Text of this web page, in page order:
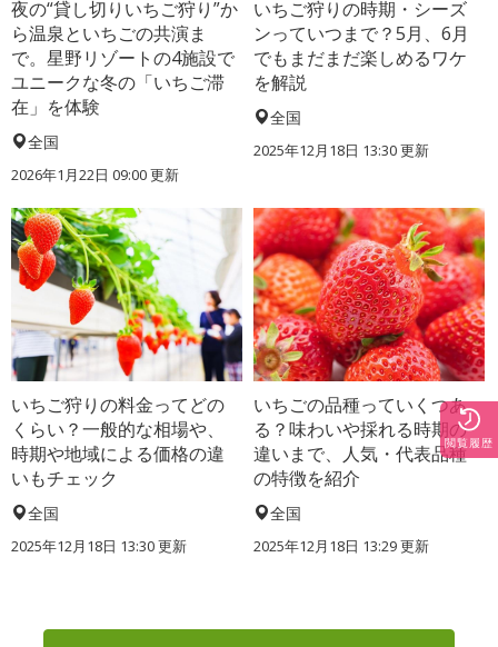
夜の“貸し切りいちご狩り”か
ら温泉といちごの共演ま
で。星野リゾートの4施設で
ユニークな冬の「いちご滞
在」を体験
全国
2026年1月22日 09:00 更新
いちご狩りの時期・シーズ
ンっていつまで？5月、6月
でもまだまだ楽しめるワケ
を解説
全国
2025年12月18日 13:30 更新
いちご狩りの料金ってどの
くらい？一般的な相場や、
時期や地域による価格の違
いもチェック
全国
2025年12月18日 13:30 更新
いちごの品種っていくつあ
る？味わいや採れる時期の
違いまで、人気・代表品種
の特徴を紹介
全国
2025年12月18日 13:29 更新
閲覧履歴